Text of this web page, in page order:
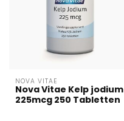
NOVA VITAE
Nova Vitae Kelp jodium
225mcg 250 Tabletten